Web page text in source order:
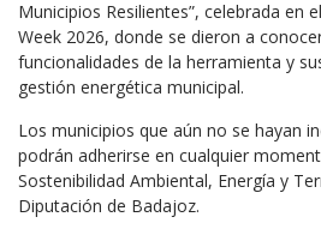
Municipios Resilientes”, celebrada en
Week 2026, donde se dieron a
funcionalidades de la herramienta y
gestión energética municipal.
Los municipios que aún no se hayan
podrán adherirse en cualquier
Sostenibilidad Ambiental, Energía y
Diputación de Badajoz.